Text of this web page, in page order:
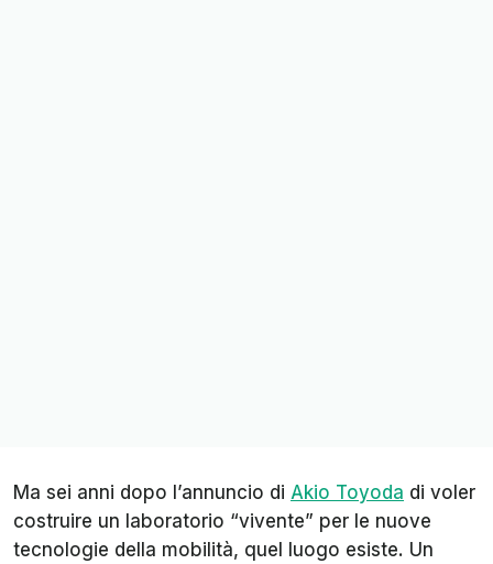
Ma sei anni dopo l’annuncio di Akio Toyoda di voler
costruire un laboratorio “vivente” per le nuove
tecnologie della mobilità, quel luogo esiste. Un